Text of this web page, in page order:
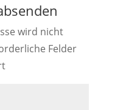
wird nicht
Felder